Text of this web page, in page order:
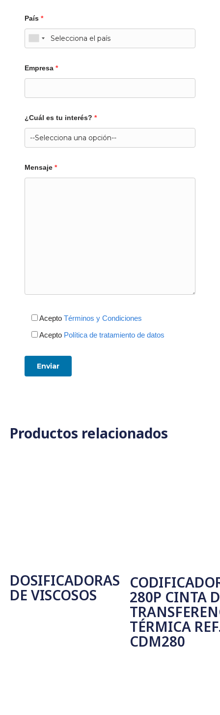
País *
Empresa *
¿Cuál es tu interés? *
Mensaje *
Acepto Términos y Condiciones
Acepto Política de tratamiento de datos
Productos relacionados
DOSIFICADORAS
DE VISCOSOS 280P CINTA
TÉRMICA
CDM280